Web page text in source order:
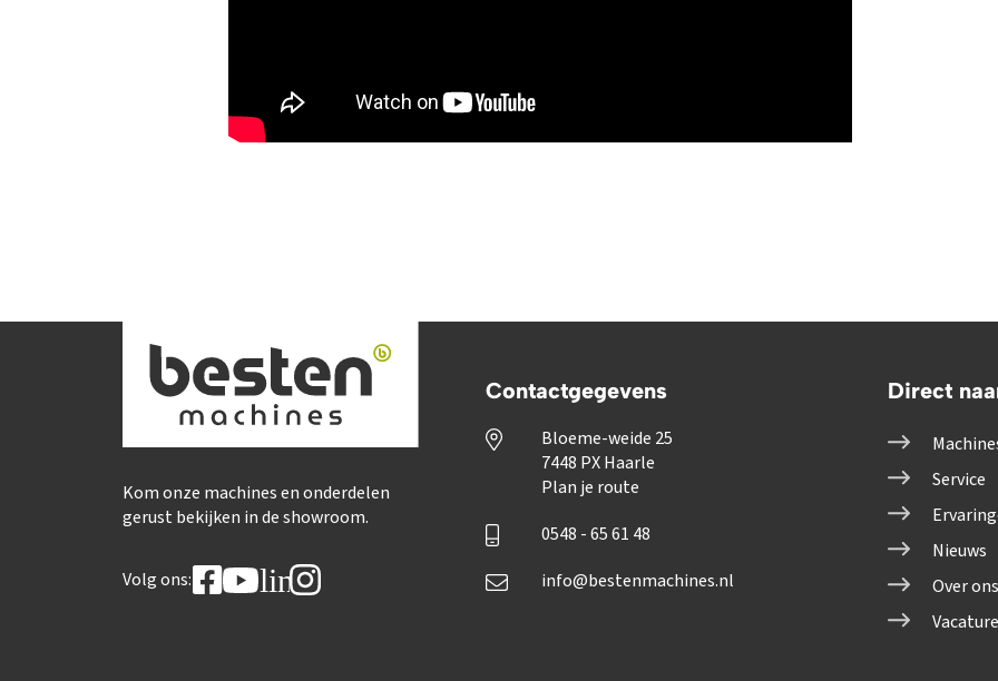
Kom onze machines en onderdelen
gerust bekijken in de showroom.
Volg ons: linkedin
Contactgegevens
Bloeme-weide 25
7448 PX Haarle
Plan je route
0548 - 65 61 48
info@bestenmachines.nl
Direct
Service
Nieuws
Over